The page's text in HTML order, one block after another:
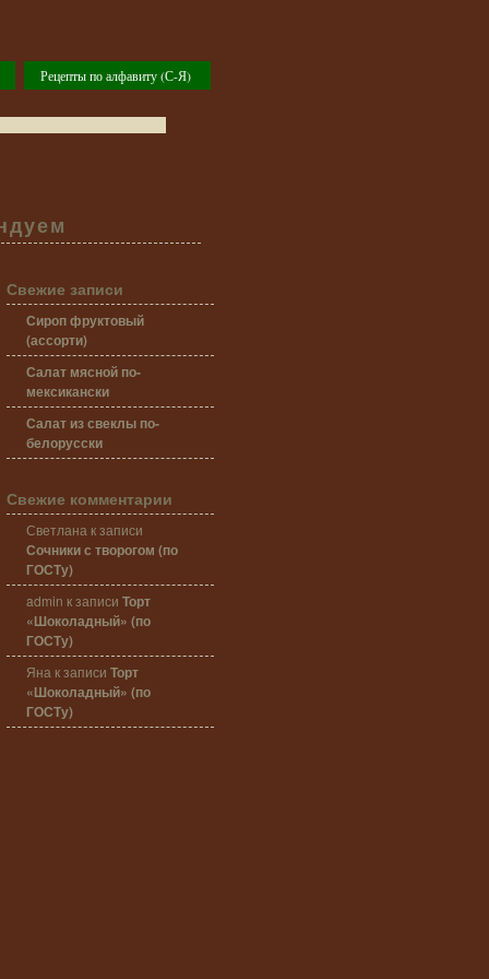
Рецепты по алфавиту (С-Я)
Свежие записи
Сироп фруктовый
(ассорти)
Салат мясной по-
мексикански
Салат из свеклы по-
белорусски
Свежие комментарии
Светлана к записи
Сочники с творогом (по
ГОСТу)
admin к записи Торт
«Шоколадный» (по
ГОСТу)
Яна к записи Торт
«Шоколадный» (по
ГОСТу)